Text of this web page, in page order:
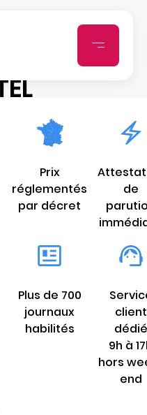
06000 NICE
Prix
réglementés
par décret
de
Plus de 700
journaux
habilités
client
dédié
9h à
hors
end